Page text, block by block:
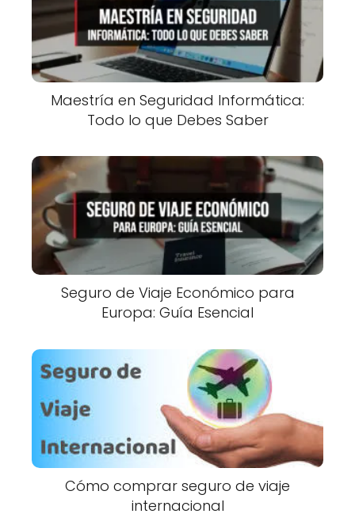
Maestría en Seguridad Informática:
Todo lo que Debes Saber
Seguro de Viaje Económico para
Europa: Guía Esencial
Cómo comprar seguro de viaje
internacional